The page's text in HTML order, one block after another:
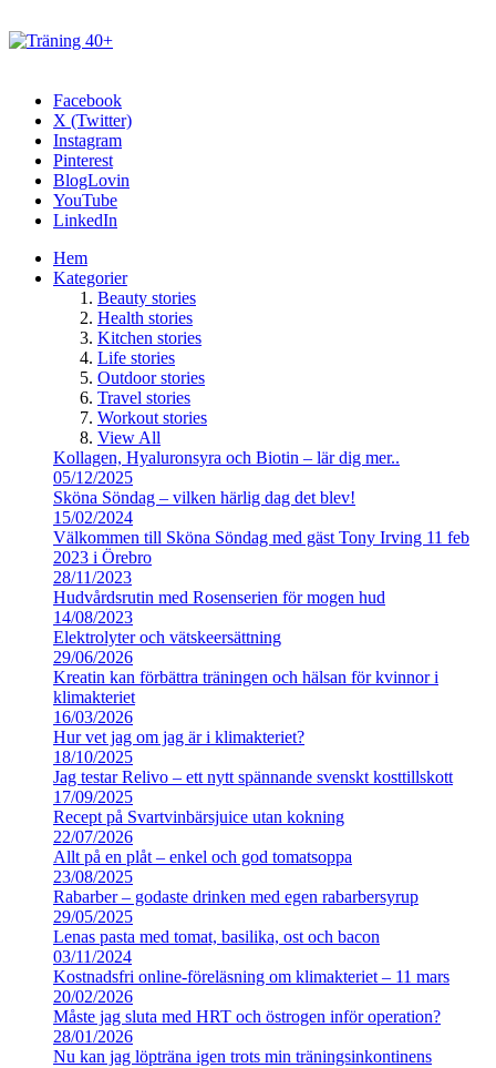
Facebook
X (Twitter)
Instagram
Pinterest
BlogLovin
YouTube
LinkedIn
Hem
Kategorier
Beauty stories
Health stories
Kitchen stories
Life stories
Outdoor stories
Travel stories
Workout stories
View All
Kollagen, Hyaluronsyra och Biotin – lär dig mer..
05/12/2025
Sköna Söndag – vilken härlig dag det blev!
15/02/2024
Välkommen till Sköna Söndag med gäst Tony Irving 11 feb
2023 i Örebro
28/11/2023
Hudvårdsrutin med Rosenserien för mogen hud
14/08/2023
Elektrolyter och vätskeersättning
29/06/2026
Kreatin kan förbättra träningen och hälsan för kvinnor i
klimakteriet
16/03/2026
Hur vet jag om jag är i klimakteriet?
18/10/2025
Jag testar Relivo – ett nytt spännande svenskt kosttillskott
17/09/2025
Recept på Svartvinbärsjuice utan kokning
22/07/2026
Allt på en plåt – enkel och god tomatsoppa
23/08/2025
Rabarber – godaste drinken med egen rabarbersyrup
29/05/2025
Lenas pasta med tomat, basilika, ost och bacon
03/11/2024
Kostnadsfri online-föreläsning om klimakteriet – 11 mars
20/02/2026
Måste jag sluta med HRT och östrogen inför operation?
28/01/2026
Nu kan jag löpträna igen trots min träningsinkontinens